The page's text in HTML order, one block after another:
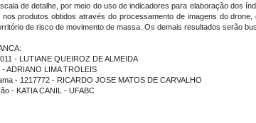
de detalhe, por meio do uso de indicadores para elaboração dos
nos produtos obtidos através do processamento de imagens do
de risco de movimento de massa. Os demais resultados serão
- LUTIANE QUEIROZ DE ALMEIDA
ADRIANO LIMA TROLEIS
- 1217772 - RICARDO JOSE MATOS DE CARVALHO
- KATIA CANIL - UFABC